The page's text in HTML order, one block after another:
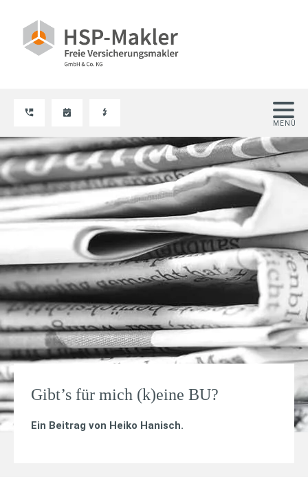
Gibt’s für mich (k)eine BU?
Ein Beitrag von Heiko Hanisch.